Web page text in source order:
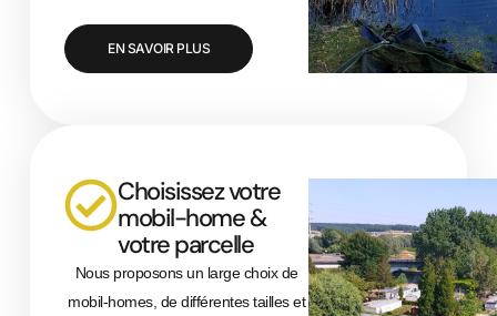
EN SAVOIR PLUS
Choisissez votre
mobil-home &
votre parcelle
Nous proposons un large choix de
mobil-homes, de différentes tailles et